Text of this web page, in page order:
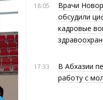
18:05
Врачи
обсудили
кадровые
17:33
В Абхазии
работу с